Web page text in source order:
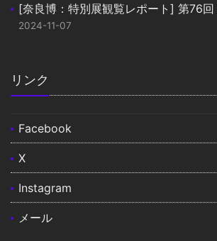
[奈良博：特別展観覧レポート] 第76回
2024-11-07
リンク
Facebook
X
Instagram
メール